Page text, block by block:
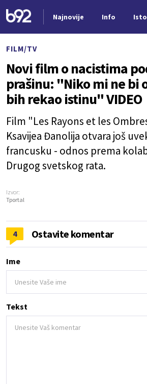
Najnovije Info
FILM/TV
Novi film o nacistima
prašinu: "Niko mi ne bi
bih rekao istinu" VIDEO
Film "Les Rayons et les
Ksavijea Đanolija otvara još
francusku - odnos prema
Drugog svetskog rata.
Izvor:
Tportal
4 Ostavite komentar
Ime
Tekst